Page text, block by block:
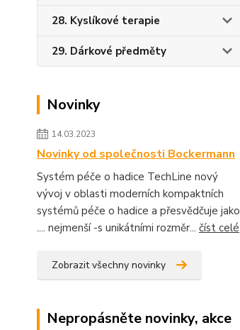
28. Kyslíkové terapie
29. Dárkové předměty
Novinky
14.03.2023
Novinky od společnosti Bockermann
Systém péče o hadice TechLine nový
vývoj v oblasti moderních kompaktních
systémů péče o hadice a přesvědčuje jako
.... nejmenší -s unikátními rozměr... číst celé
Zobrazit všechny novinky
Nepropásněte novinky, akce